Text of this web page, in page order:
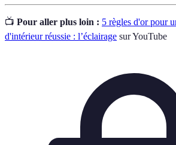
📺 Pour aller plus loin : 5 règles d'or pour
d'intérieur réussie : l’éclairage sur YouTube